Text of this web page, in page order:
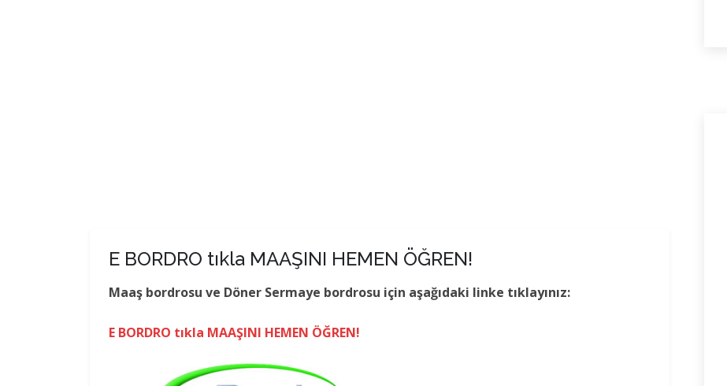
E BORDRO tıkla MAAŞINI HEMEN ÖĞREN!
Maaş bordrosu ve Döner Sermaye bordrosu için aşağıdaki linke tıklayınız:
E BORDRO tıkla MAAŞINI HEMEN ÖĞREN!